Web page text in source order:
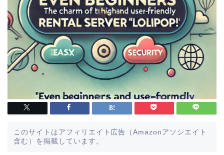
このサイトはアフィリエイト広告（Amazonアソシエイト
含む）を掲載しています。